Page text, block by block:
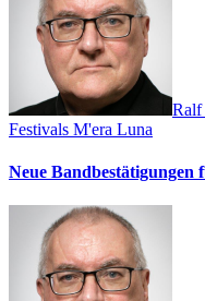
Ralf
Festivals M'era Luna
Neue Bandbestätigungen